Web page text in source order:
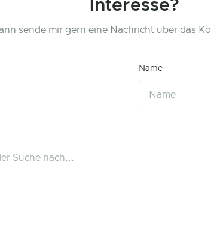
Interesse?
sende mir gern eine Nachricht über das
Name